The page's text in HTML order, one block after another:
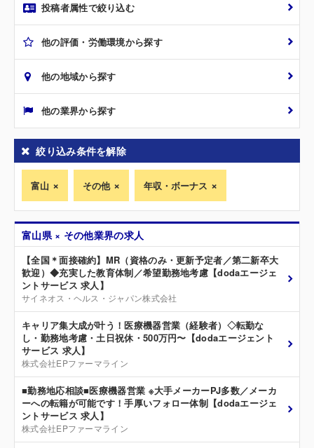
投稿者属性で絞り込む
他の評価・労働環境から探す
他の地域から探す
他の業界から探す
絞り込み条件を解除
富山 その他 年収・ボーナス
富山県 × その他業界の求人
【全国＊面接確約】MR（資格のみ・更新予定者／第二新卒大
歓迎）◆充実した教育体制／希望勤務地考慮【dodaエージェ
ントサービス 求人】
サイネオス・ヘルス・ジャパン株式会社
キャリア集大成が叶う！医療機器営業（経験者）◇転勤な
し・勤務地考慮・土日祝休・500万円〜【dodaエージェント
サービス 求人】
株式会社EPファーマライン
■勤務地応相談■医療機器営業 ※大手メーカーPJ多数／メーカ
ーへの転籍が可能です！手厚いフォロー体制【dodaエージェ
ントサービス 求人】
株式会社EPファーマライン